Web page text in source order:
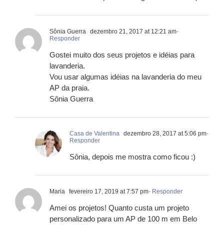
Sônia Guerra dezembro 21, 2017 at 12:21 am-
Responder
Gostei muito dos seus projetos e idéias para
lavanderia.
Vou usar algumas idéias na lavanderia do meu
AP da praia.
Sônia Guerra
Casa de Valentina dezembro 28, 2017 at 5:06 pm-
Responder
Sônia, depois me mostra como ficou :)
Maria fevereiro 17, 2019 at 7:57 pm- Responder
Amei os projetos! Quanto custa um projeto
personalizado para um AP de 100 m em Belo